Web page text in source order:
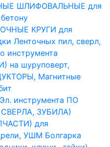
ШЛИФОВАЛЬНЫЕ для
КРУГИ для
Ленточных пил, сверл,
инструмента
на шуруповерт,
Магнитные
инструмента ПО
ЗУБИЛА)
для
УШМ Болгарка